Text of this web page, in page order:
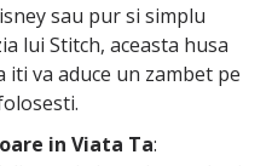
sau pur si simplu
lui Stitch, aceasta husa
va aduce un zambet pe
in Viata Ta: